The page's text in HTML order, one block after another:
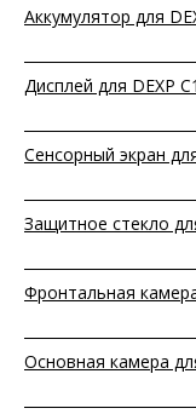
Аккумулятор для
Дисплей для DEXP
Сенсорный экран
Защитное стекло
Фронтальная
Основная камера